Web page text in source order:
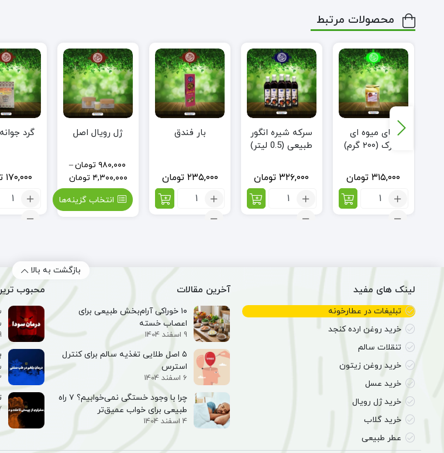
محصولات مرتبط
چای میوه ای
مبارک (۲۰۰ گرم)
۳۱۵,۰۰۰ تومان
تعداد:
سرکه شیره انگور
طبیعی (0.5 لیتر)
۳۲۶,۰۰۰ تومان
تعداد:
بار فندق
۲۳۵,۰۰۰ تومان
تعداد:
ژل رویال اصل
۹۸۰,۰۰۰ تومان–
۴,۳۰۰,۰۰۰ تومان
انتخاب گزینه‌ها
گرد
۱۷۰,۰۰۰
تعداد:
بازگشت به بالا
لینک های مفید
تبلیغات در عطارخونه
خرید روغن ارده کنجد
تنقلات سالم
خرید روغن زیتون
خرید عسل
خرید ژل رویال
خرید گلاب
عطر طبیعی
آخرین مقالات
۱۰ خوراکی آرام‌بخش طبیعی برای
اعصاب خسته
9 اسفند 1404
۵ اصل طلایی تغذیه سالم برای کنترل
استرس
6 اسفند 1404
چرا با وجود خستگی نمی‌خوابیم؟ ۷ راه
طبیعی برای خواب عمیق‌تر
4 اسفند 1404
محبوب